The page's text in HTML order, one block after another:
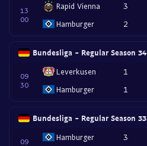
13
00
Rapid Vienna
Hamburger
3
2
Bundesliga - Regular Season 34
09
30
Leverkusen
Hamburger
1
1
Bundesliga - Regular Season 33
09
Hamburger 3